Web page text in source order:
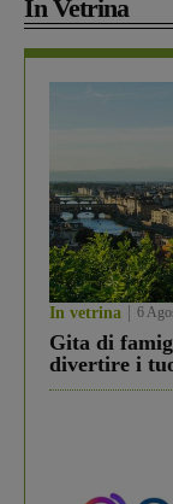
In Vetrina
In vetrina 6
Gita di
divertire i